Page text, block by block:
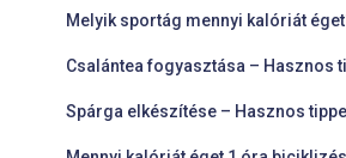
Melyik sportág mennyi kalóriát
Csalántea fogyasztása – Hasznos
Spárga elkészítése – Hasznos